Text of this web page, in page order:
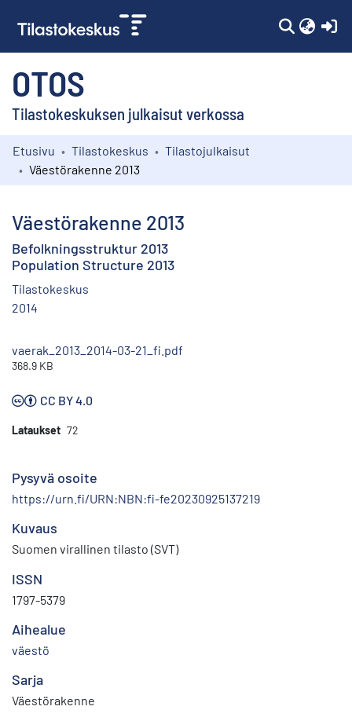
OTOS
Tilastokeskuksen julkaisut verkossa
Kokoelmat
Etusivu Tilastokeskus
Tilastojulkaisut
Väestörakenne 2013
Väestörakenne 2013
Befolkningsstruktur 2013
Population Structure 2013
Tilastokeskus
2014
vaerak_2013_2014-03-21_fi.pdf
368.9 KB
CC BY 4.0
Lataukset 72
Pysyvä osoite
https://urn.fi/URN:NBN:fi-fe20230925137219
Kuvaus
Suomen virallinen tilasto (SVT)
ISSN
1797-5379
Aihealue
väestö
Sarja
Väestörakenne